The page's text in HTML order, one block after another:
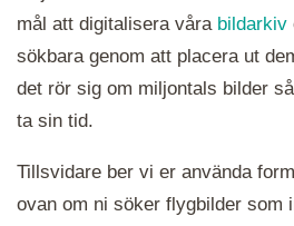
mål att digitalisera våra bildarkiv
sökbara genom att placera ut
det rör sig om miljontals bilder
ta sin tid.
Tillsvidare ber vi er använda
ovan om ni söker flygbilder som